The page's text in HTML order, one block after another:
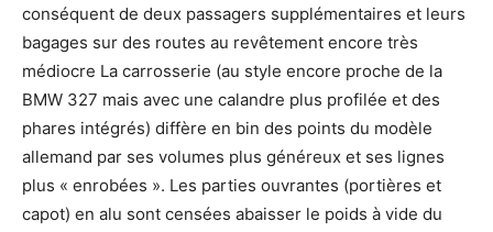
conséquent de deux passagers supplémentaires et leurs
bagages sur des routes au revêtement encore très
médiocre La carrosserie (au style encore proche de la
BMW 327 mais avec une calandre plus profilée et des
phares intégrés) diffère en bin des points du modèle
allemand par ses volumes plus généreux et ses lignes
plus « enrobées ». Les parties ouvrantes (portières et
capot) en alu sont censées abaisser le poids à vide du